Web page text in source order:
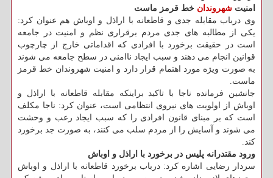
امنیت شهروندان خط قرمز ماست
وی درباب مقابله جدی و قاطعانه با اراذل و اوباش هم عنوان کرد:
یکی از مطالبه های جدی مردم برقراری نظم و امنیت در جامعه
است در حقیقت برخورد با افرادی که اقداماتی خارج از چارچوب
قوانین انجام می دهند و سبب ایجاد ناامنی در سطح جامعه می شوند
به صورت ویژه مورد اهتمام قرار دارد و امنیت شهروندان خط قرمز
ماست.
جانشین فرمانده ناجا با تاکید براینکه مقابله قاطعانه با اراذل و
اوباش از اولویت های نیروی انتظامی است، عنوان کرد: ناجا مکلف
است که بر مبنای قانون افرادی را که سبب ایجاد رعب و وحشت
می شوند و آسایش را از مردم سلب می کنند، به صورت جد برخورد
کند.
ورود مقتدرانه پلیس در برخورد با اراذل و اوباش
سردار رضایی اشاره کرد: درباب برخورد قاطعانه با اراذل و اوباش